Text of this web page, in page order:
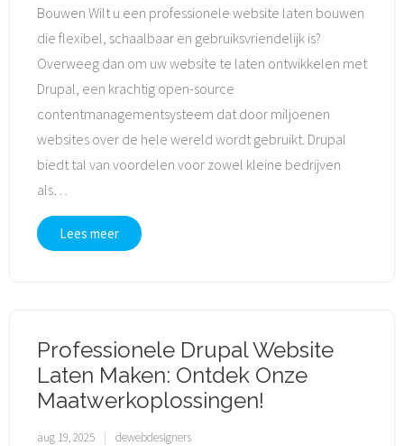
Bouwen Wilt u een professionele website laten bouwen
die flexibel, schaalbaar en gebruiksvriendelijk is?
Overweeg dan om uw website te laten ontwikkelen met
Drupal, een krachtig open-source
contentmanagementsysteem dat door miljoenen
websites over de hele wereld wordt gebruikt. Drupal
biedt tal van voordelen voor zowel kleine bedrijven
als
Lees meer
Professionele Drupal Website
Laten Maken: Ontdek Onze
Maatwerkoplossingen!
aug 19, 2025
dewebdesigners